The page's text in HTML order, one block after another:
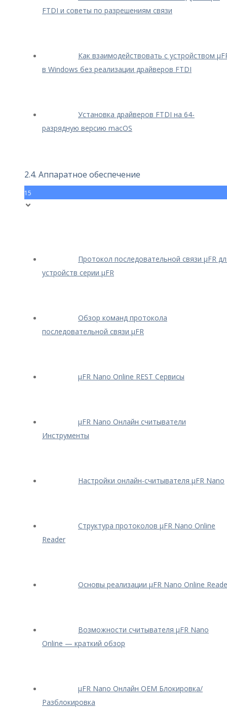
FTDI и советы по разрешениям связи
Как взаимодействовать с устройством
в Windows без реализации драйверов FTDI
Установка драйверов FTDI на 64-
разрядную версию macOS
2.4. Аппаратное обеспечение
15
Протокол последовательной связи μFR
устройств серии μFR
Обзор команд протокола
последовательной связи μFR
μFR Nano Online REST Сервисы
μFR Nano Онлайн считыватели
Инструменты
Настройки онлайн-считывателя μFR Nano
Структура протоколов μFR Nano Online
Reader
Основы реализации μFR Nano Online
Возможности считывателя μFR Nano
Online — краткий обзор
μFR Nano Онлайн OEM Блокировка/
Разблокировка